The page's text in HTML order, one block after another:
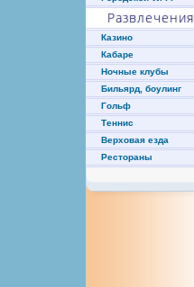
Развлечения
Казино
Кабаре
Ночные клубы
Бильярд, боулинг
Гольф
Теннис
Верховая езда
Рестораны